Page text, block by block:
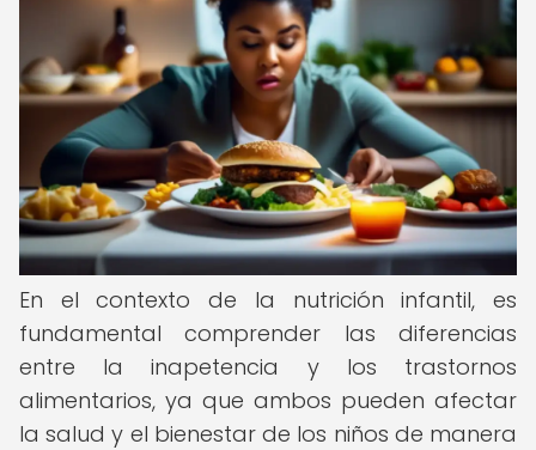
En el contexto de la nutrición infantil, es
fundamental comprender las diferencias
entre la inapetencia y los trastornos
alimentarios, ya que ambos pueden afectar
la salud y el bienestar de los niños de manera